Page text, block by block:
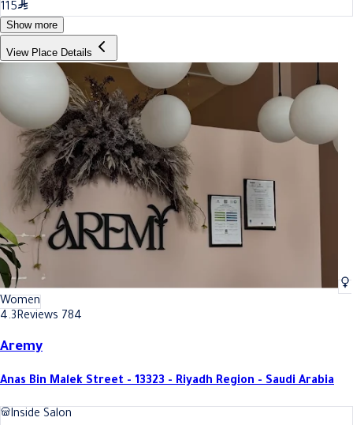
115
Show more
View Place Details
Women
4.3Reviews 784
Aremy
Anas Bin Malek Street - 13323 - Riyadh Region - Saudi Arabia
Inside Salon